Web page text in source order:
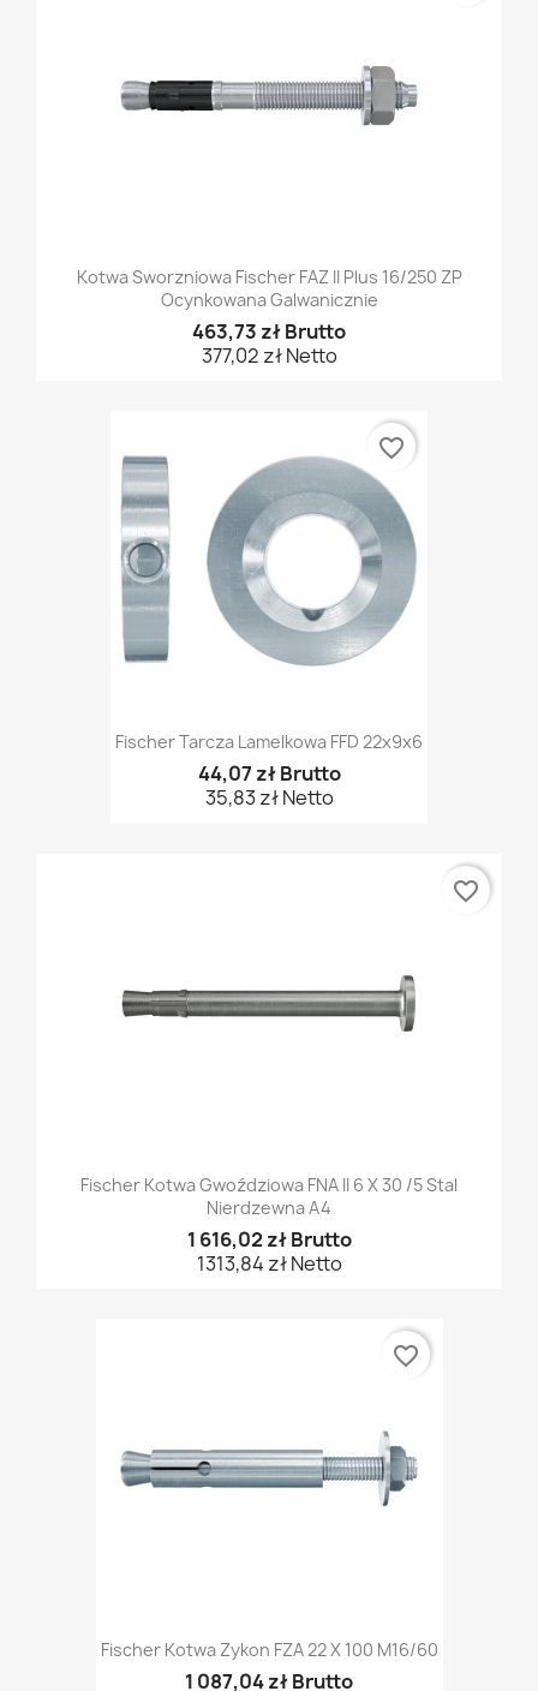
Kotwa Sworzniowa Fischer FAZ II Plus 16/250 ZP
Ocynkowana Galwanicznie
463,73 zł Brutto
377,02 zł Netto
Fischer Tarcza Lamelkowa FFD 22x9x6
44,07 zł Brutto
35,83 zł Netto
favorite_border
Fischer Kotwa Gwoździowa FNA II 6 X 30 /5 Stal
Nierdzewna A4
1 616,02 zł Brutto
1313,84 zł Netto
favorite_border
Fischer Kotwa Zykon FZA 22 X 100 M16/60
1 087,04 zł Brutto
favorite_border